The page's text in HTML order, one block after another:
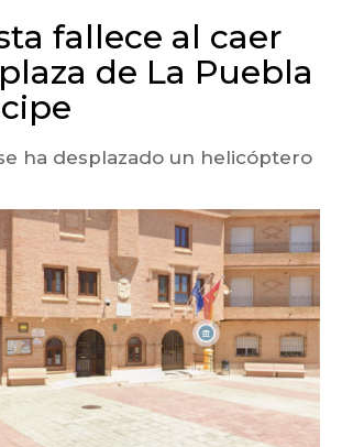
fallece al caer
de La Puebla
ha desplazado un helicóptero